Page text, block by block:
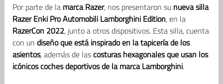
Por parte de la marca Razer, nos presentaron su nueva silla
Razer Enki Pro Automobili Lamborghini Edition, en la
RazerCon 2022, junto a otros dispositivos. Esta silla, cuenta
con un diseño que está inspirado en la tapicería de los
asientos, además de lascosturas hexagonales que usan los
icónicos coches deportivos de la marca Lamborghini.